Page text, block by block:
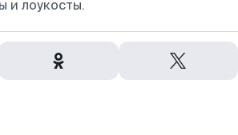
и лоукосты.